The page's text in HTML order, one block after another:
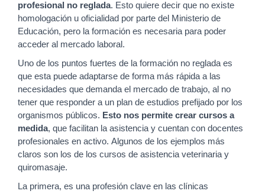
profesional no reglada. Esto quiere decir que no existe
homologación u oficialidad por parte del Ministerio de
Educación, pero la formación es necesaria para poder
acceder al mercado laboral.
Uno de los puntos fuertes de la formación no reglada es
que esta puede adaptarse de forma más rápida a las
necesidades que demanda el mercado de trabajo, al no
tener que responder a un plan de estudios prefijado por los
organismos públicos. Esto nos permite crear cursos a
medida, que facilitan la asistencia y cuentan con docentes
profesionales en activo. Algunos de los ejemplos más
claros son los de los cursos de asistencia veterinaria y
quiromasaje.
La primera, es una profesión clave en las clínicas